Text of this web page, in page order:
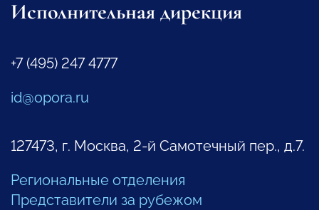
Исполнительная дирекция
+7 (495) 247 4777
id@opora.ru
127473, г. Москва, 2-й Самотечный пер., д.7.
Региональные отделения
Представители за рубежом